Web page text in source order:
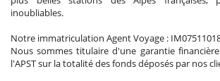
inoubliables.
Notre immatriculation Agent Voyage :
Nous sommes titulaire d'une garantie
l'APST sur la totalité des fonds déposés par nos